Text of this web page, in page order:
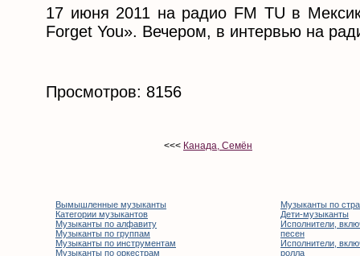
17 июня 2011 на радио FM TU в
Forget You». Вечером, в интервью на
Просмотров: 8156
<<< Канада, Семён
Вымышленные музыканты
Категории музыкантов
Музыканты по алфавиту
Музыканты по группам
Музыканты по инструментам
Музыканты по оркестрам
Музыканты по
Дети-музыканты
Исполнители,
песен
Исполнители,
ролла